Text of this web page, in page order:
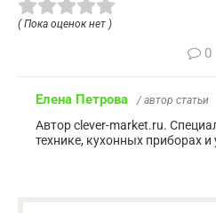
( Пока оценок нет )
0
Елена Петрова / автор статьи
Автор clever-market.ru.
технике, кухонных приборах